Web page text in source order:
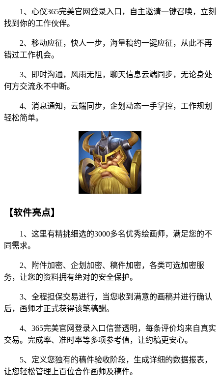
1、心仪365完美官网登录入口，自主邀请一键召唤，立刻
找到你的工作伙伴。
2、移动应征，快人一步，海量稿约一键应征，从此不再
错过工作机会。
3、即时沟通，风雨无阻，聊天信息云端同步，无论身处
何方交流永不中断。
4、消息通知，云端同步，企划动态一手掌控，工作规划
轻松简单。
【软件亮点】
1、这里有精挑细选的3000多名优秀绘画师，满足您的不
同需求。
2、附件加密、企划加密、稿件加密，各类可选加密服
务，让您的资料拥有绝对的安全保护。
3、全程担保交易进行，当您收到满意的画稿并进行确认
后，画师才正式获得该笔稿酬。
4、365完美官网登录入口信誉透明，每条评价均来自真实
交易。完成率、准时率等多项参考值，让约稿更安心。
5、定义您独有的稿件验收阶段，生成详细的数据报表，
让您轻松管理上百位合作画师及稿件。